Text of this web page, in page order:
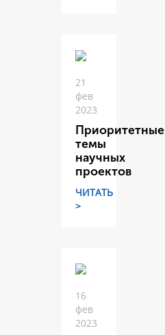
21
фев
2023
Приоритетные
темы
научных
проектов
ЧИТАТЬ
>
16
фев
2023